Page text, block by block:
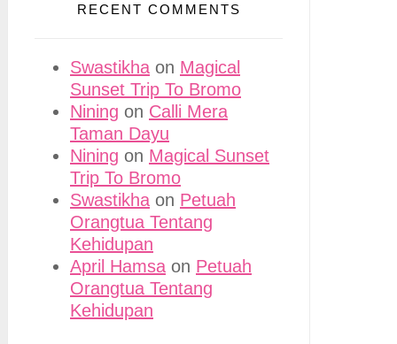
RECENT COMMENTS
Swastikha on Magical
Sunset Trip To Bromo
Nining on Calli Mera
Taman Dayu
Nining on Magical Sunset
Trip To Bromo
Swastikha on Petuah
Orangtua Tentang
Kehidupan
April Hamsa on Petuah
Orangtua Tentang
Kehidupan